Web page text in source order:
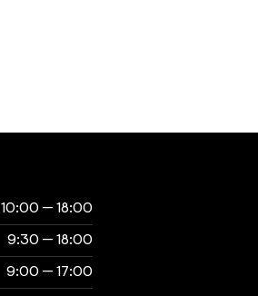
10:00 — 18:00
9:30 — 18:00
9:00 — 17:00